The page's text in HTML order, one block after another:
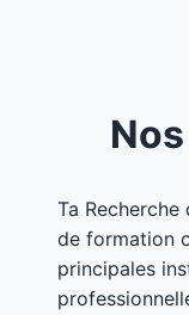
Ta
de formation
principales